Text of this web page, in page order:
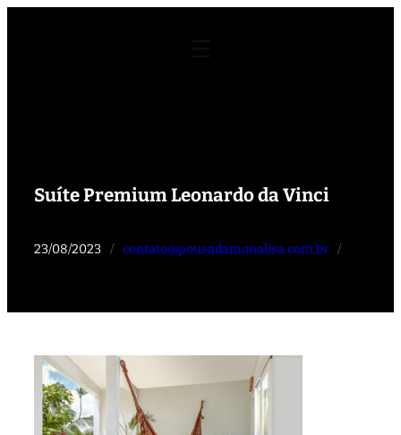
Suíte Premium Leonardo da Vinci
23/08/2023 / contato@pousadamonalisa.com.br /